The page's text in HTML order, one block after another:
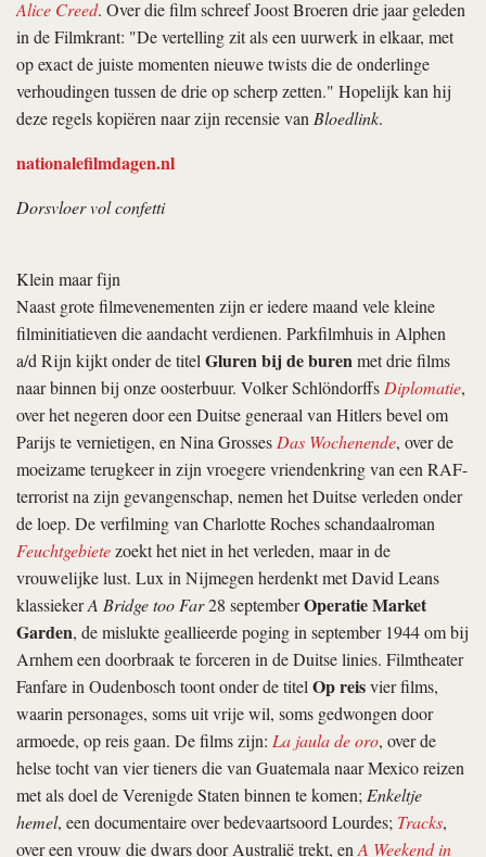
Alice Creed. Over die film schreef Joost Broeren drie jaar geleden
in de Filmkrant: "De vertelling zit als een uurwerk in elkaar, met
op exact de juiste momenten nieuwe twists die de onderlinge
verhoudingen tussen de drie op scherp zetten." Hopelijk kan hij
deze regels kopiëren naar zijn recensie vanBloedlink.
nationalefilmdagen.nl
Dorsvloer vol confetti
Klein maar fijn
Naast grote filmevenementen zijn er iedere maand vele kleine
film­initiatieven die aandacht verdienen. Parkfilmhuis in Alphen
a/d Rijn kijkt onder de titelGluren bij de burenmet drie films
naar binnen bij onze oosterbuur. Volker SchlöndorffsDiplomatie,
over het negeren door een Duitse generaal van Hitlers bevel om
Parijs te vernietigen, en Nina GrossesDas Wochenende, over de
moeizame terugkeer in zijn vroegere vriendenkring van een RAF-
terrorist na zijn gevangenschap, nemen het Duitse verleden onder
de loep. De verfilming van Charlotte Roches schandaalroman
Feuchtgebietezoekt het niet in het verleden, maar in de
vrouwelijke lust. Lux in Nijmegen herdenkt met David Leans
klassiekerA Bridge too Far28 septemberOperatie Market
Garden, de mislukte geallieerde poging in september 1944 om bij
Arnhem een doorbraak te forceren in de Duitse linies. Filmtheater
Fanfare in Oudenbosch toont onder de titelOp reisvier films,
waarin personages, soms uit vrije wil, soms gedwongen door
armoede, op reis gaan. De films zijn: La jaula de oro, over de
helse tocht van vier tieners die van Guatemala naar Mexico reizen
met als doel de Verenigde Staten binnen te komen;Enkeltje
hemel, een documentaire over bedevaartsoord Lourdes; Tracks,
over een vrouw die dwars door Australië trekt, enA Weekend in